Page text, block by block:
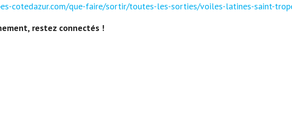
cotedazur.com/que-faire/sortir/toutes-les-sorties/voiles-latines-saint-
restez connectés !